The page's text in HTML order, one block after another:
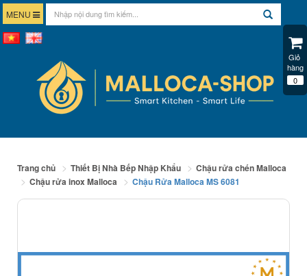
MENU
Trang chủ Thiết Bị Nhà Bếp Nhập Khẩu
Chậu rửa chén Malloca
Chậu rửa inox Malloca
Chậu Rửa Malloca MS 6081
Giỏ
hàng
0